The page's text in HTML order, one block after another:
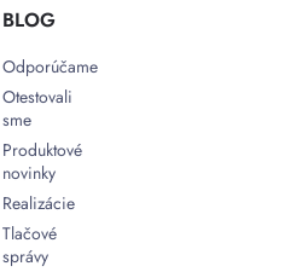
BLOG
Odporúčame
Otestovali
sme
Produktové
novinky
Realizácie
Tlačové
správy